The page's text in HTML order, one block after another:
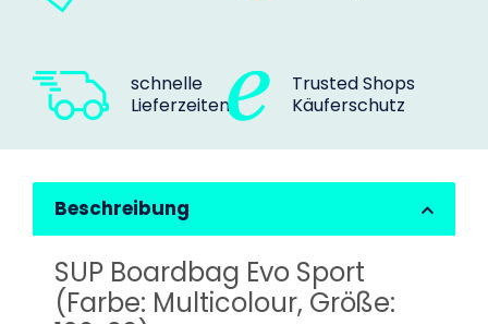
schnelle
Lieferzeiten
Trusted Shops
Käuferschutz
Beschreibung
SUP Boardbag Evo Sport
(Farbe: Multicolour, Größe: